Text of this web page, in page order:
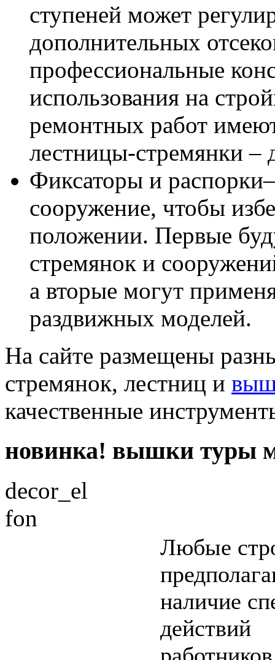
ступеней может
дополнительных
профессиональные
использования на
ремонтных работ
лестницы-стремянки –
Фиксаторы и
сооружение, чтобы
положении. Первые
стремянок и
а вторые могут
раздвижных моделей.
На сайте размещены
стремянок, лестниц и
качественные
новинка! вышки туры
decor_el
fon
Любые
наличие
действий